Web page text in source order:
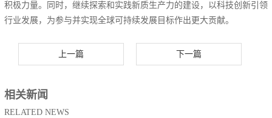
积极力量。同时，继续探索和实践新质生产力的建设，以科技创新引领
行业发展，为参与并实现全球可持续发展目标作出更大贡献。
上一篇 下一篇
相关新闻
RELATED NEWS